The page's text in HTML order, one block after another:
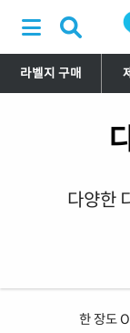
라벨지 구매
다양한
한 장도